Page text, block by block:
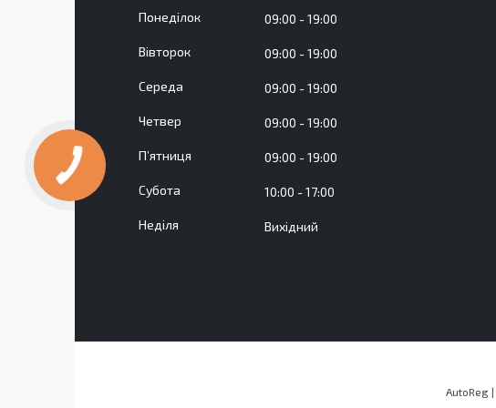
Понеділок 09:00 19:00
Вівторок 09:00 19:00
Середа 09:00 19:00
Четвер 09:00 19:00
Пʼятниця 09:00 19:00
Субота 10:00 17:00
Неділя Вихідний
AutoReg |